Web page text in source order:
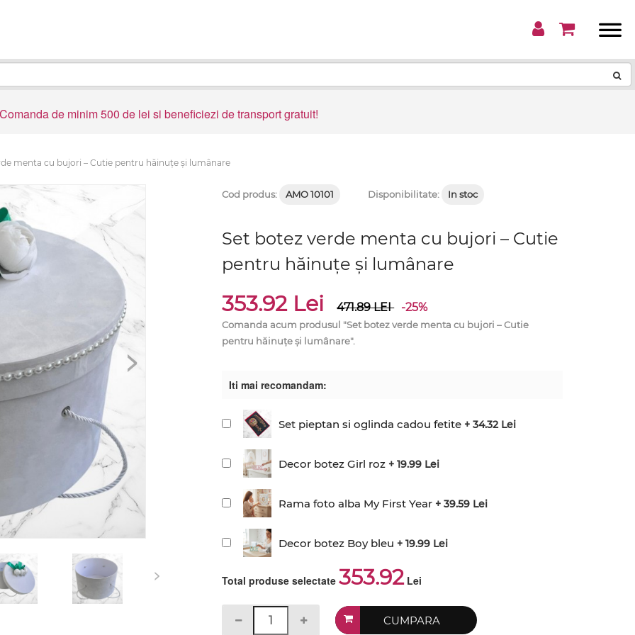
Comanda de minim 500 de lei si beneficiezi de transport gratuit!
menta cu bujori – Cutie pentru hăinuțe și lumânare
>
>
Cod produs: AMO 10101 Disponibilitate: In stoc
Set botez verde menta cu bujori – Cutie
pentru hăinuțe și lumânare
353.92 Lei 471.89LEI -25%
Comanda acum produsul "Set botez verde menta cu bujori – Cutie
pentru hăinuțe și lumânare".
Iti mai recomandam:
Set pieptan si oglinda cadou fetite + 34.32 Lei
Decor botez Girl roz + 19.99 Lei
Rama foto alba My First Year + 39.59 Lei
Decor botez Boy bleu + 19.99 Lei
Total produse selectate353.92Lei
CUMPARA